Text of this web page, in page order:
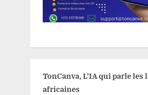
TonCanva, L'IA qui parle les
africaines